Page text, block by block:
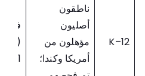
K–12
ناطقون
أصليون
مؤهلون من
أمريكا وكندا؛
on-1)